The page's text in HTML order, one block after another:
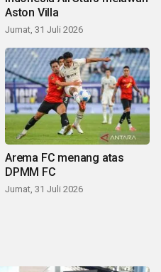
Aston Villa
Jumat, 31 Juli 2026
Arema FC menang atas
DPMM FC
Jumat, 31 Juli 2026